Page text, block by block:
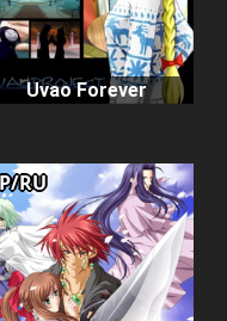
Uvao Forever
RU